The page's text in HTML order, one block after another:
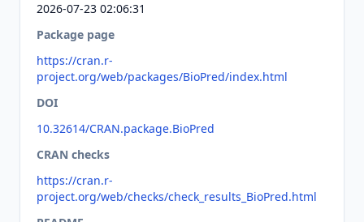
2026-07-23 02:06:31
Package page
https://cran.r-
project.org/web/packages/BioPred/index.html
DOI
10.32614/CRAN.package.BioPred
CRAN checks
https://cran.r-
project.org/web/checks/check_results_BioPred.html